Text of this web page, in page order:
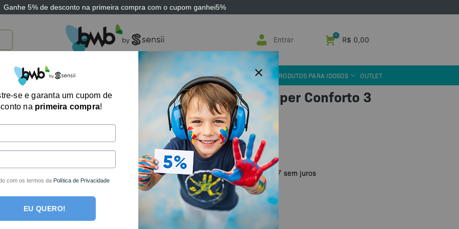
Ganhe 5% de desconto na primeira compra com o cupom ganhei5%
Entrar R$ 0,00
BRINQUEDOS E JOGOS ARK THERAPEUTIC SENSII TECNOLOGIA ASSISTIVA PRODUTOS PARA IDOSOS OUTLET
Banqueta para Banho Super Conforto 3
R$759,05 no boleto ou PIX
R$799,00 em até6x deR$133,17 sem juros
Em estoque
COMPRAR
se e garanta um cupom de
na primeira compra!
com os termos da Política de Privacidade
EU QUERO!